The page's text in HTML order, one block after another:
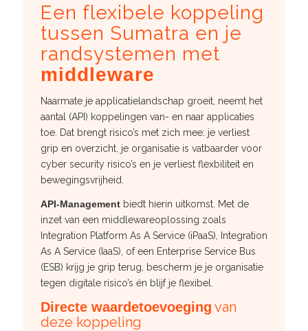
Een flexibele koppeling
tussen Sumatra en je
randsystemen met
middleware
Naarmate je applicatielandschap groeit, neemt het
aantal (API) koppelingen van- en naar applicaties
toe. Dat brengt risico’s met zich mee: je verliest
grip en overzicht, je organisatie is vatbaarder voor
cyber security risico’s en je verliest flexbiliteit en
bewegingsvrijheid.
API-Managementbiedt hierin uitkomst. Met de
inzet van een middlewareoplossing zoals
Integration Platform As A Service (iPaaS), Integration
As A Service (IaaS), of een Enterprise Service Bus
(ESB) krijg je grip terug, bescherm je je organisatie
tegen digitale risico’s én blijf je flexibel.
Directe waardetoevoeging van
deze koppeling